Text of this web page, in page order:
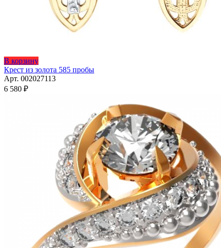
В корзину
Крест из золота 585 пробы
Арт. 002027113
6 580 ₽